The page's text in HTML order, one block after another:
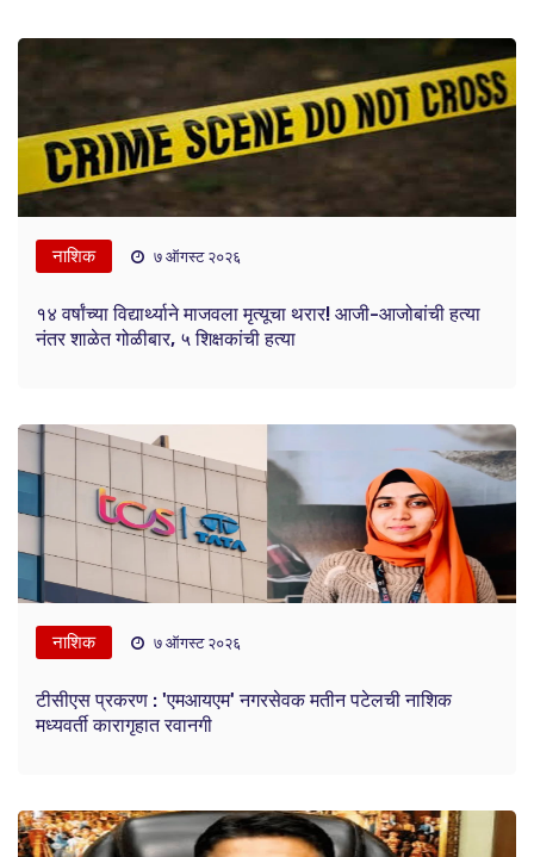
नाशिक ७ ऑगस्ट २०२६
१४ वर्षांच्या विद्यार्थ्याने माजवला मृत्यूचा थरार! आजी-आजोबांची हत्या
नंतर शाळेत गोळीबार, ५ शिक्षकांची हत्या
नाशिक ७ ऑगस्ट २०२६
टीसीएस प्रकरण : 'एमआयएम' नगरसेवक मतीन पटेलची नाशिक
मध्यवर्ती कारागृहात रवानगी